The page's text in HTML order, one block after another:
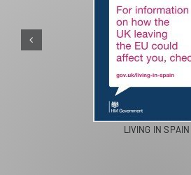
LIVING IN SPAIN